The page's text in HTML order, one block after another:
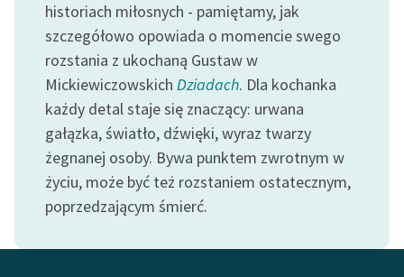
E-kolekcja lektur
szkolnych i literatury do
słuchania dla uczennic i
uczniów z
niepełnosprawnościami
Feministyczne inspiracje.
Popularyzacja
skandynawskiej literatury
feministycznej
Ręce pełne poezji
historiach miłosnych - pamiętamy, jak
szczegółowo opowiada o momencie swego
rozstania z ukochaną Gustaw w
Mickiewiczowskich Dziadach. Dla kochanka
każdy detal staje się znaczący: urwana
gałązka, światło, dźwięki, wyraz twarzy
żegnanej osoby. Bywa punktem zwrotnym w
życiu, może być też rozstaniem ostatecznym,
poprzedzającym śmierć.